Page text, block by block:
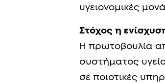
υγειονομικές
Στόχος η
Η πρωτοβουλία
συστήματος
σε ποιοτικές